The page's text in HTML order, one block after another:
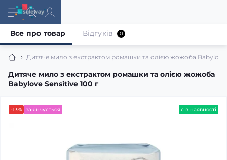
Дитяче мило з екстрактом ромашки та олією жожоба Babylove
Дитяче мило з екстрактом ромашки та олією жожоба
Babylove Sensitive 100 г
Все про товар Відгуків 0
-13% закінчується є в наявності